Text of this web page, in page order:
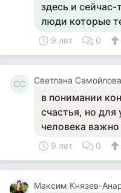
здесь и
люди которые
9 лет 0
СС Светлана Самойлова
в понимании
счастья, но для
человека
9 лет 0
Максим Князев-